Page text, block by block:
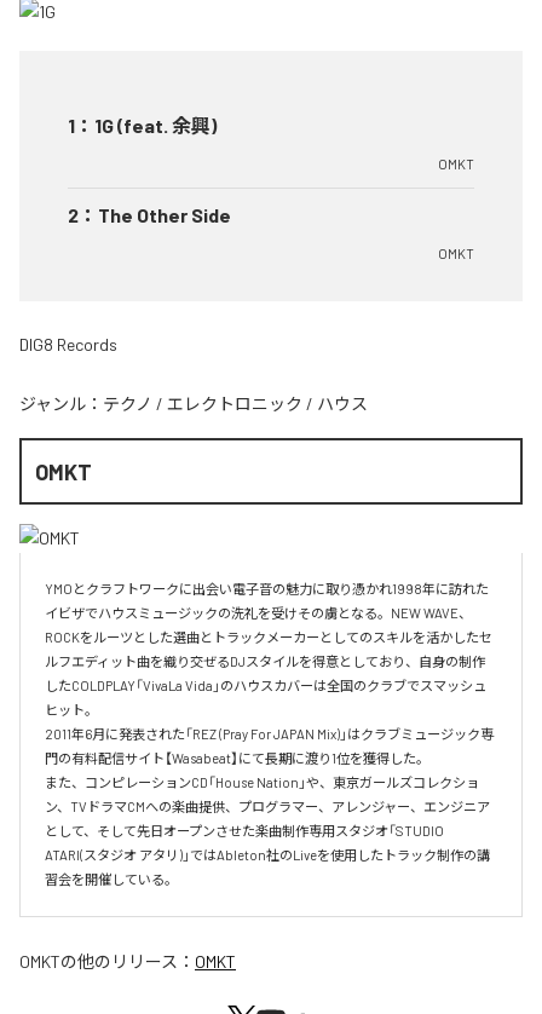
1 ： 1G (feat. 余興)
OMKT
2 ： The Other Side
OMKT
DIG8 Records
ジャンル： テクノ / エレクトロニック / ハウス
OMKT
YMOとクラフトワークに出会い電子音の魅力に取り憑かれ1998年に訪れた
イビザでハウスミュージックの洗礼を受けその虜となる。NEW WAVE、
ROCKをルーツとした選曲とトラックメーカーとしてのスキルを活かしたセ
ルフエディット曲を織り交ぜるDJスタイルを得意としており、自身の制作
したCOLDPLAY「VivaLa Vida」のハウスカバーは全国のクラブでスマッシュ
ヒット。
2011年6月に発表された「REZ (Pray For JAPAN Mix)」はクラブミュージック専
門の有料配信サイト【Wasabeat】にて長期に渡り1位を獲得した。
また、コンピレーションCD「House Nation」や、東京ガールズコレクショ
ン、TVドラマCMへの楽曲提供、プログラマー、アレンジャー、エンジニア
として、そして先日オープンさせた楽曲制作専用スタジオ「STUDIO
ATARI(スタジオ アタリ)」ではAbleton社のLiveを使用したトラック制作の講
習会を開催している。
OMKTの他のリリース： OMKT